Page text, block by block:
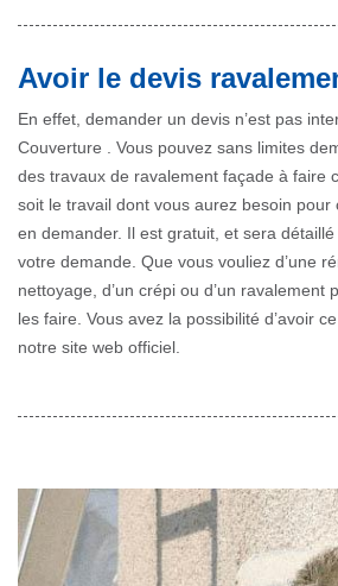
Avoir le devis
En effet, demander un devis n’est pas
Couverture . Vous pouvez sans limites
des travaux de ravalement façade à faire
soit le travail dont vous aurez besoin pour
en demander. Il est gratuit, et sera
votre demande. Que vous vouliez d’une
nettoyage, d’un crépi ou d’un ravalement
les faire. Vous avez la possibilité d’avoir
notre site web officiel.